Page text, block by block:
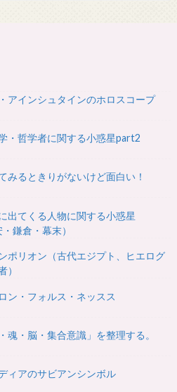
アインシュタインのホロスコープ
・哲学者に関する小惑星part2
みるときりがないけど面白い！
出てくる人物に関する小惑星
鎌倉・幕末）
ポリオン（古代エジプト、ヒエログ
）
ン・フォルス・ネッスス
魂・脳・集合意識」を整理する。
ィアのサビアンシンボル